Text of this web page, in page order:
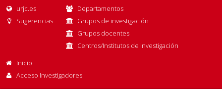
urjc.es
Sugerencias
Departamentos
Grupos de investigación
Grupos docentes
Centros/Institutos de Investigación
Inicio
Acceso Investigadores